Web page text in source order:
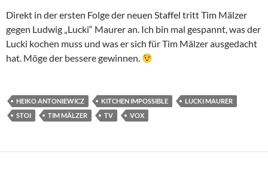
Direkt in der ersten Folge der neuen Staffel tritt Tim Mälzer
gegen Ludwig „Lucki“ Maurer an. Ich bin mal gespannt, was der
Lucki kochen muss und was er sich für Tim Mälzer ausgedacht
hat. Möge der bessere gewinnen.
HEIKO ANTONIEWICZ KITCHEN IMPOSSIBLE
LUCKI MAURER
STOI
TIM MÄLZER TV VOX